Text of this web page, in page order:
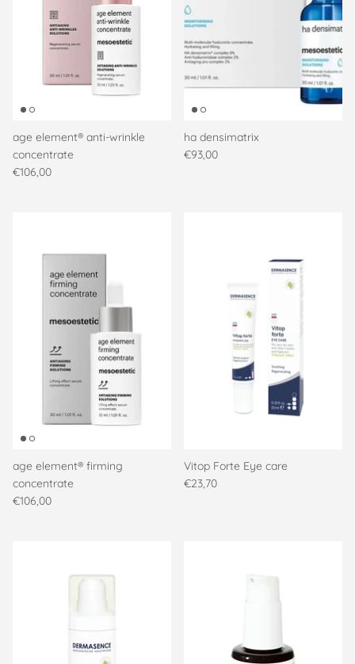
age element® anti-wrinkle
concentrate
€106,00
ha densimatrix
€93,00
age element® firming
concentrate
€106,00
Vitop Forte Eye care
€23,70